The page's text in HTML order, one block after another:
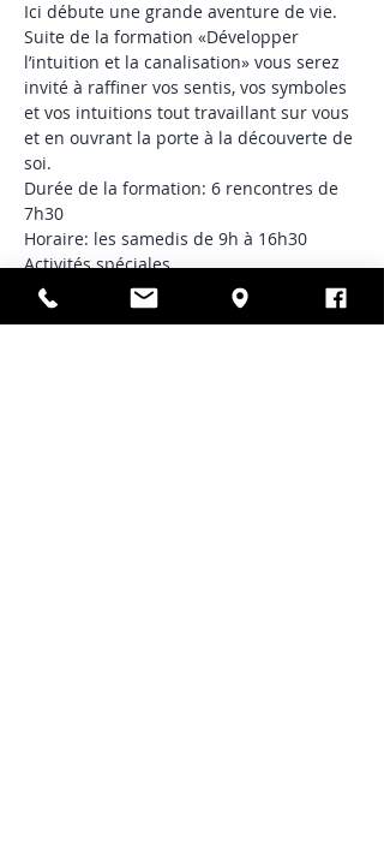
Ici débute une grande aventure de vie.
Suite de la formation «Développer
l’intuition et la canalisation» vous serez
invité à raffiner vos sentis, vos symboles
et vos intuitions tout travaillant sur vous
et en ouvrant la porte à la découverte de
soi.
Durée de la formation: 6 rencontres de
7h30
Horaire: les samedis de 9h à 16h30
Activités spéciales
Groupe fermé - Les Gardiens Porteurs de
feu